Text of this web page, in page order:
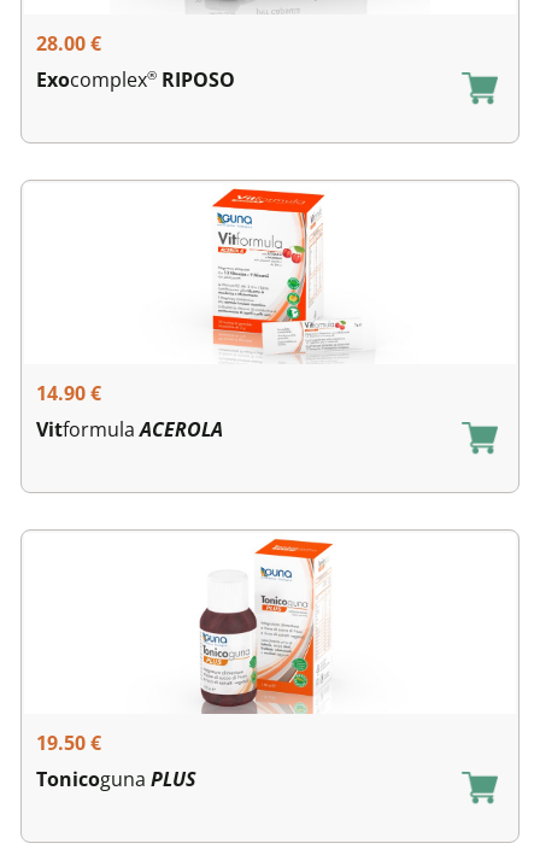
28.00€
Exocomplex® RIPOSO
14.90€
VitformulaACEROLA
19.50€
TonicogunaPLUS